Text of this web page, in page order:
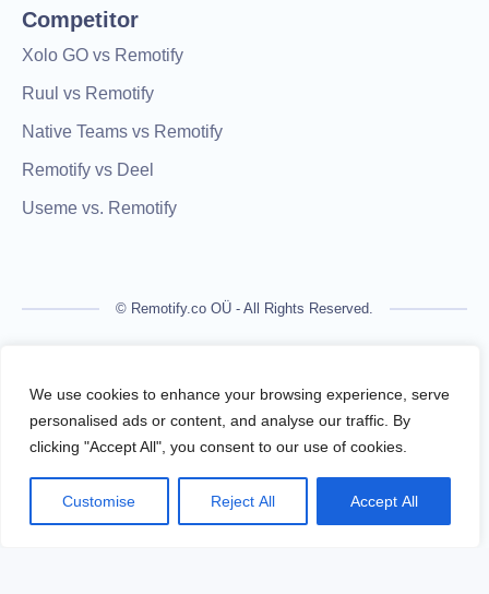
We use cookies to enhance your browsing experience, serve
personalised ads or content, and analyse our traffic. By
clicking "Accept All", you consent to our use of cookies.
Customise Reject All Accept All
Competitor
Xolo GO vs Remotify
Ruul vs Remotify
Native Teams vs Remotify
Remotify vs Deel
Useme vs. Remotify
© Remotify.co OÜ - All Rights Reserved.
process payments directly. All transactions are handled by
regulated financial partners.
Remotify operates as a legal intermediary (reseller), issuing
VAT-compliant invoices and facilitating secure, compliant
payouts for freelancers — without requiring them to register a
business.